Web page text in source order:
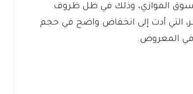
الموازي، وذلك في ظل ظروف
التي أدت إلى انخفاض واضح في حجم
في المعروض.